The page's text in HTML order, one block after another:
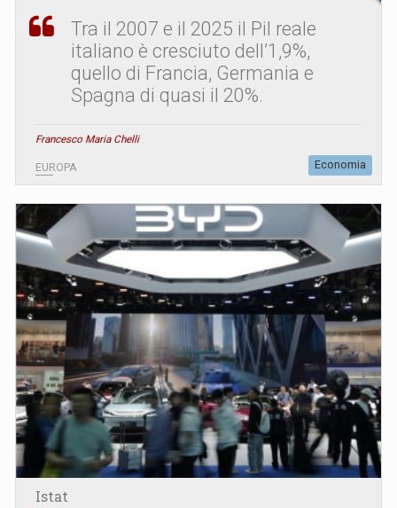
Tra il 2007 e il 2025 il Pil reale
italiano è cresciuto dell’1,9%,
quello di Francia, Germania e
Spagna di quasi il 20%.
Francesco Maria Chelli
EUROPA Economia
Istat